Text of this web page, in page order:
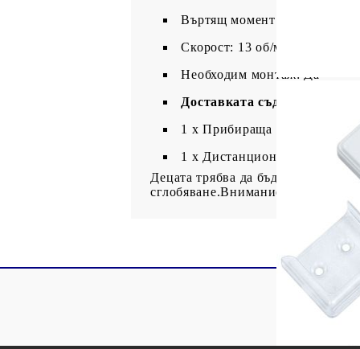
Въртящ момент: 40 Nm
Скорост: 13 об/мин
Необходим монтаж: Да
Доставката съдържа:
1 х Прибираща се тента
1 x Дистанционно
Децата трябва да бъдат
сглобяване.Внимание: Прочетете